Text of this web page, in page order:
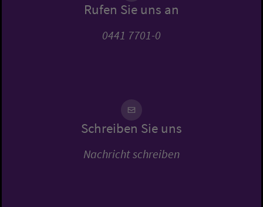
Rufen Sie uns an
0441 7701-0
Schreiben Sie uns
Nachricht schreiben